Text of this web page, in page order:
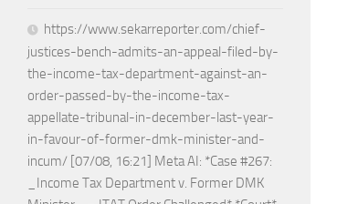
https://www.sekarreporter.com/chief-
justices-bench-admits-an-appeal-filed-by-
the-income-tax-department-against-an-
order-passed-by-the-income-tax-
appellate-tribunal-in-december-last-year-
in-favour-of-former-dmk-minister-and-
incum/ [07/08, 16:21] Meta AI: *Case #267:
_Income Tax Department v. Former DMK